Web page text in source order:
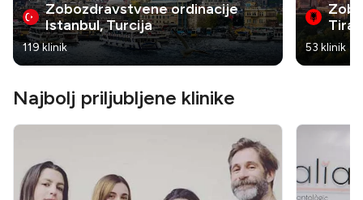
Zobozdravstvene ordinacije
Istanbul, Turcija
119 klinik 53 klinik
Najbolj priljubljene klinike